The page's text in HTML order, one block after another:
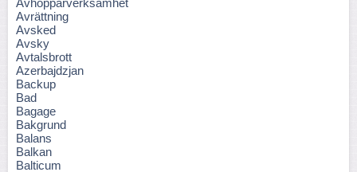
Avhopparverksamhet
Avrättning
Avsked
Avsky
Avtalsbrott
Azerbajdzjan
Backup
Bad
Bagage
Bakgrund
Balans
Balkan
Balticum